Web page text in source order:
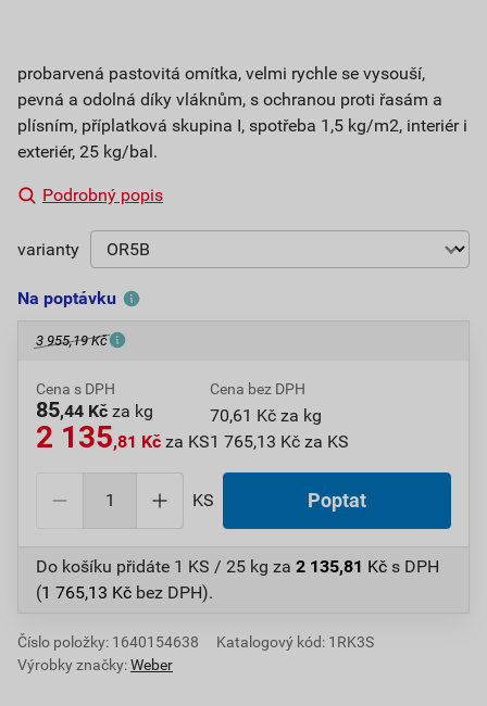
probarvená pastovitá omítka, velmi rychle se vysouší,
pevná a odolná díky vláknům, s ochranou proti řasám a
plísním, příplatková skupina I, spotřeba 1,5 kg/m2, interiér i
exteriér, 25 kg/bal.
Podrobný popis
varianty
Na poptávku
3 955,19 Kč
Cena s DPH
85,44 Kč za kg
2 135,81 Kč za KS
Cena bez DPH
70,61 Kč za kg
1 765,13 Kč za KS
KS Poptat
Do košíku přidáte 1 KS / 25 kg za 2 135,81 Kč s DPH
(1 765,13 Kč bez DPH).
Číslo položky: 1640154638
Katalogový kód: 1RK3S
Výrobky značky:Weber